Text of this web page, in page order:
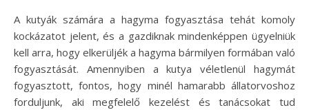
A kutyák számára a hagyma fogyasztása tehát komoly
kockázatot jelent, és a gazdiknak mindenképpen ügyelniük
kell arra, hogy elkerüljék a hagyma bármilyen formában való
fogyasztását. Amennyiben a kutya véletlenül hagymát
fogyasztott, fontos, hogy minél hamarabb állatorvoshoz
forduljunk, aki megfelelő kezelést és tanácsokat tud